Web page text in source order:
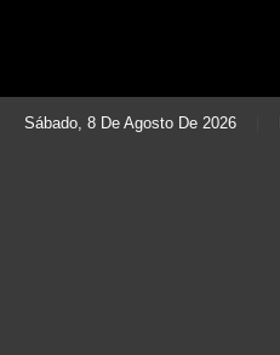
Sábado, 8 De Agosto De 2026